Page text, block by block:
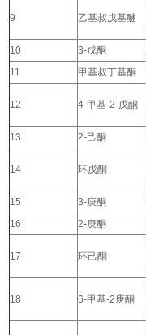
9 乙基叔戊基醚
10 3-戊酮
11
甲基叔丁基酮
12 4-甲基-2-戊酮
13 2-己酮
14 环戊酮
15 3-庚酮
16
2-庚酮
17 环己酮
18 6-甲基-2庚酮